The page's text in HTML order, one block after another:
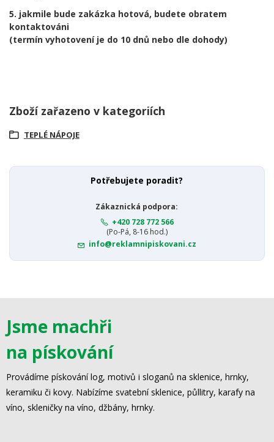
5. jakmile bude zakázka hotová, budete obratem
kontaktováni
(termín vyhotovení je do 10 dnů nebo dle dohody)
Zboží zařazeno v kategoriích
TEPLÉ NÁPOJE
Potřebujete poradit?
Zákaznická podpora:
+420 728 772 566
(Po-Pá, 8-16 hod.)
info@reklamnipiskovani.cz
Jsme machři
na pískování
Provádíme pískování log, motivů i sloganů na sklenice, hrnky,
keramiku či kovy. Nabízíme svatební sklenice, půllitry, karafy na
víno, skleničky na víno, džbány, hrnky.